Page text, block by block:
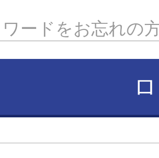
ードをお忘れの